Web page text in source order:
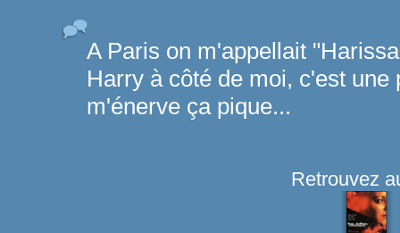
A Paris on m'appellait
Harry à côté de moi, c'est une
m'énerve ça pique...
Retrouvez